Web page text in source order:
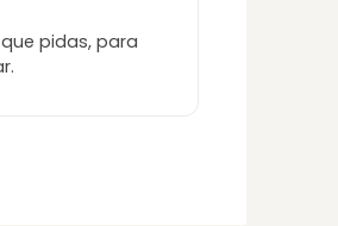
pidas, para